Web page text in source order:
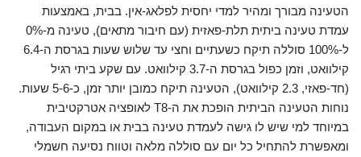
הטעינה מבורך ומהיר למדי יחסית לפלאג-אין. בבית, באמצעות
עמדת טעינה ביתית תלת-פאזית (עם חיבור מתאים), טעינה מ-0%
ל-100% סוללה תיקח כשעתיים וחצי עד שלוש שעות בגרסת ה-6.4
קילוואט, וזמן כפול בגרסת ה-3.7 קילוואט. עם שקע ביתי רגיל
(חד-פאזי, 2.3 קילוואט), הטעינה תיקח כמובן יותר זמן, כ-5-6 שעות.
נוחות הטעינה הביתית הופכת את ה-T8 לאופציה אטרקטיבית
במיוחד למי שיש לו גישה לעמדת טעינה בבית או במקום העבודה,
ומאפשרת להתחיל כל יום עם סוללה מלאה וטווח נסיעה חשמלי